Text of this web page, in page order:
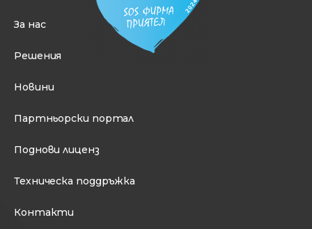
За нас
Решения
Новини
Партньорски портал
Поднови лиценз
Техническа поддръжка
Контакти